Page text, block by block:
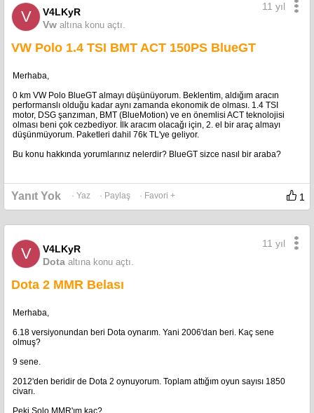
V
V4LKyR
Vw altına konu açtı.
11 yıl
VW Polo 1.4 TSI BMT ACT 150PS BlueGT
Merhaba,
0 km VW Polo BlueGT almayı düşünüyorum. Beklentim, aldığım aracın
performanslı olduğu kadar aynı zamanda ekonomik de olması. 1.4 TSI
motor, DSG şanzıman, BMT (BlueMotion) ve en önemlisi ACT teknolojisi
olması beni çok cezbediyor. İlk aracım olacağı için, 2. el bir araç almayı
düşünmüyorum. Paketleri dahil 76k TL'ye geliyor.
Bu konu hakkında yorumlarınız nelerdir? BlueGT sizce nasıl bir araba?
Yanıt Yok · Yaz · Paylaş · Favori + 1
V
V4LKyR
Dota altına konu açtı.
11 yıl
Dota 2 MMR Belası
Merhaba,
6.18 versiyonundan beri Dota oynarım. Yani 2006'dan beri. Kaç sene
olmuş?
9 sene.
2012'den beridir de Dota 2 oynuyorum. Toplam attığım oyun sayısı 1850
civarı.
Peki Solo MMR'ım kaç?